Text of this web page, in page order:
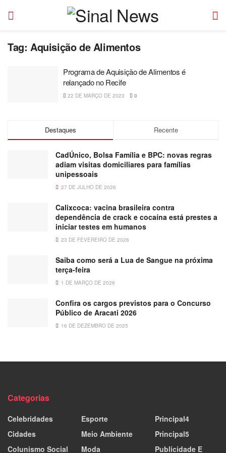
Tag: Aquisição de Alimentos
Programa de Aquisição de Alimentos é
relançado no Recife
22 DE MARÇO DE 2023 0
Destaques Recente
CadÚnico, Bolsa Família e BPC: novas regras
adiam visitas domiciliares para famílias
unipessoais
27 DE JULHO DE 2026
Calixcoca: vacina brasileira contra
dependência de crack e cocaína está prestes a
iniciar testes em humanos
23 DE FEVEREIRO DE 2026
Saiba como será a Lua de Sangue na próxima
terça-feira
1 DE MARÇO DE 2026
Confira os cargos previstos para o Concurso
Público de Aracati 2026
16 DE DEZEMBRO DE 2025
Categorias
Celebridades
Cidades
Colunismo Social
Esporte
Meio Ambiente
Moda
Principal4
Principal5
Publicidade E